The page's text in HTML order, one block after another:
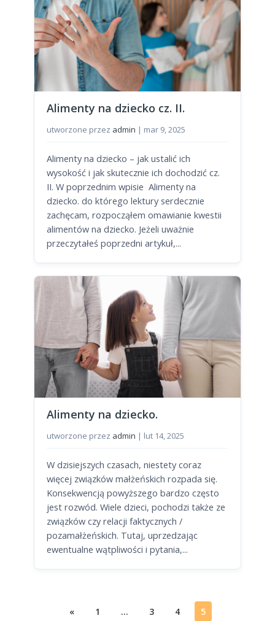
Alimenty na dziecko cz. II.
utworzone przez admin | mar 9, 2025
Alimenty na dziecko – jak ustalić ich
wysokość i jak skutecznie ich dochodzić cz.
II. W poprzednim wpisie Alimenty na
dziecko. do którego lektury serdecznie
zachęcam, rozpocząłem omawianie kwestii
alimentów na dziecko. Jeżeli uważnie
przeczytałeś poprzedni artykuł,...
Alimenty na dziecko.
utworzone przez admin | lut 14, 2025
W dzisiejszych czasach, niestety coraz
więcej związków małżeńskich rozpada się.
Konsekwencją powyższego bardzo często
jest rozwód. Wiele dzieci, pochodzi także ze
związków czy relacji faktycznych /
pozamałżeńskich. Tutaj, uprzedzając
ewentualne wątpliwości i pytania,...
« 1 … 3 4 5